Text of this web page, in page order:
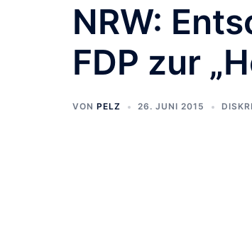
NRW:
FDP zur
VON PELZ 26. JUNI 2015